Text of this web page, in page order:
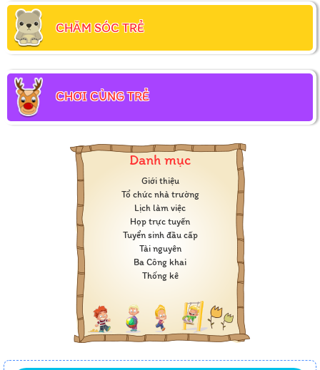
CHĂM SÓC TRẺ
CHƠI CÙNG TRẺ
Danh mục
Giới thiệu
Tổ chức nhà trường
Lịch làm việc
Họp trực tuyến
Tuyển sinh đầu cấp
Tài nguyên
Ba Công khai
Thống kê